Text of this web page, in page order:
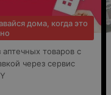
дома, когда это
аптечных товаров с
через сервис